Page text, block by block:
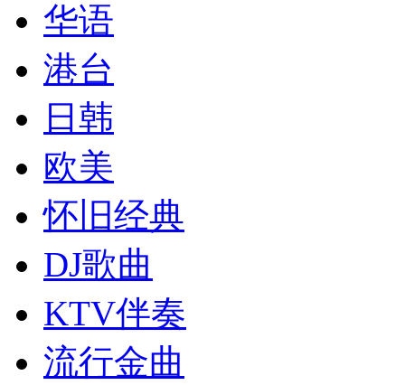
华语
港台
日韩
欧美
怀旧经典
DJ歌曲
KTV伴奏
流行金曲